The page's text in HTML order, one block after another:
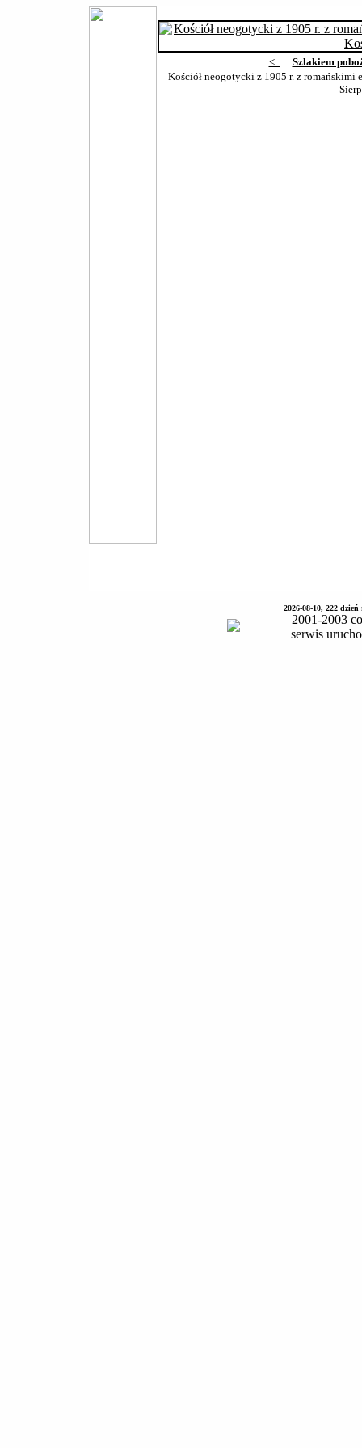
<:.
Szlakiem
Kościół neogotycki z 1905 r. z
2026-08-10, 222
2001-2003
serwis